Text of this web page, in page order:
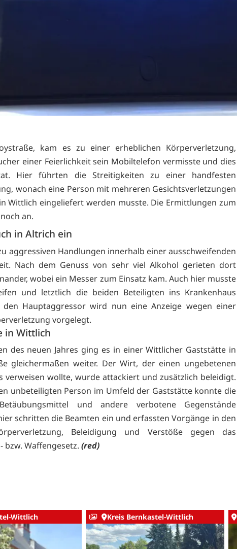
kam es zu einer erheblichen Körperverletzung,
einer Feierlichkeit sein Mobiltelefon vermisste und dies
Hier führten die Streitigkeiten zu einer handfesten
wonach eine Person mit mehreren Gesichtsverletzungen
Wittlich eingeliefert werden musste. Die Ermittlungen zum
an.
in Altrich ein
aggressiven Handlungen innerhalb einer ausschweifenden
Nach dem Genuss von sehr viel Alkohol gerieten dort
wobei ein Messer zum Einsatz kam. Auch hier musste
und letztlich die beiden Beteiligten ins Krankenhaus
den Hauptaggressor wird nun eine Anzeige wegen einer
vorgelegt.
in Wittlich
des neuen Jahres ging es in einer Wittlicher Gaststätte in
gleichermaßen weiter. Der Wirt, der einen ungebetenen
verweisen wollte, wurde attackiert und zusätzlich beleidigt.
unbeteiligten Person im Umfeld der Gaststätte konnte die
und andere verbotene Gegenstände
schritten die Beamten ein und erfassten Vorgänge in den
Beleidigung und Verstöße gegen das
bzw. Waffengesetz. (red)
Wittlich Kreis Bernkastel-Wittlich